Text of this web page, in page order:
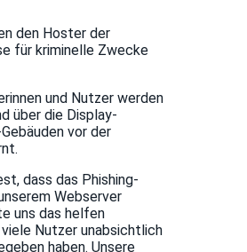
den Hoster der
für kriminelle Zwecke
und Nutzer werden
über die Display-
vor der
dass das Phishing-
Webserver
uns das helfen
viele Nutzer unabsichtlich
haben. Unsere